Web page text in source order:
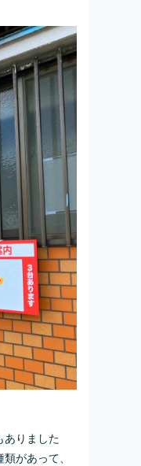
ありました
があって、